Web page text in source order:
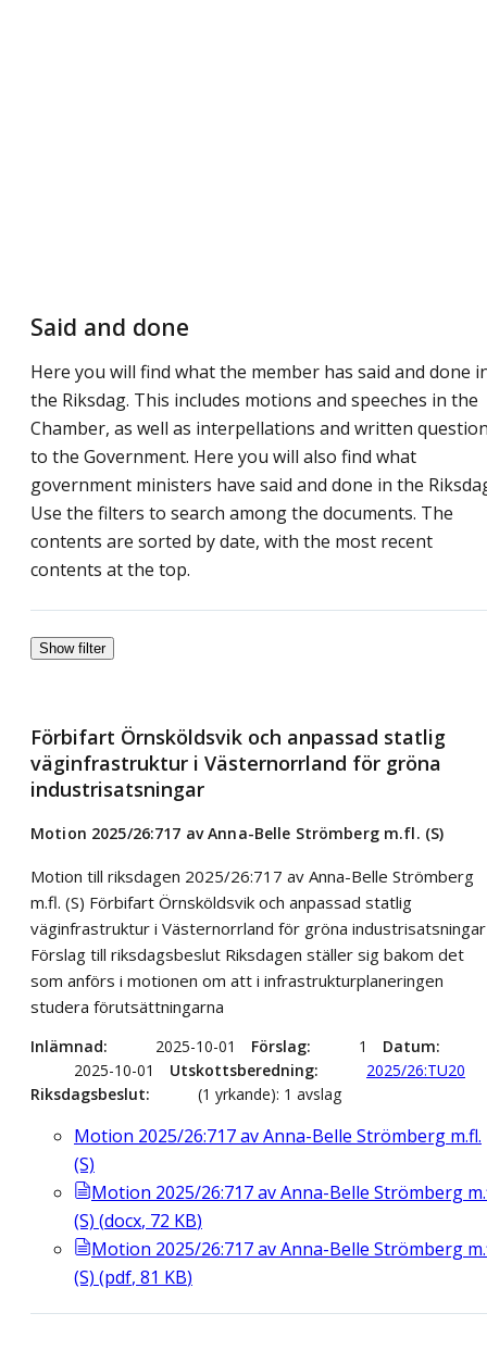
Said and done
Here you will find what the member has said and done
the Riksdag. This includes motions and speeches in the
Chamber, as well as interpellations and written
to the Government. Here you will also find what
government ministers have said and done in the
Use the filters to search among the documents. The
contents are sorted by date, with the most recent
contents at the top.
Show filter
Förbifart Örnsköldsvik och anpassad statlig
väginfrastruktur i Västernorrland för gröna
industrisatsningar
Motion 2025/26:717 av Anna-Belle Strömberg m.fl. (S)
Motion till riksdagen 2025/26:717 av Anna-Belle Strömberg
m.fl. (S) Förbifart Örnsköldsvik och anpassad statlig
väginfrastruktur i Västernorrland för gröna industrisatsningar
Förslag till riksdagsbeslut Riksdagen ställer sig bakom det
som anförs i motionen om att i infrastrukturplaneringen
studera förutsättningarna
Inlämnad 2025-10-01 Förslag 1
Datum
2025-10-01
Utskottsberedning
2025/26:TU20
Riksdagsbeslut
(1 yrkande): 1 avslag
Motion 2025/26:717 av Anna-Belle Strömberg m.fl.
(S)
Motion 2025/26:717 av Anna-Belle Strömberg
(S) (docx, 72 KB)
Motion 2025/26:717 av Anna-Belle Strömberg
(S) (pdf, 81 KB)